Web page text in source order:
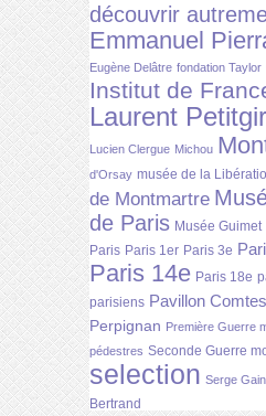
découvrir
Emmanuel
Eugène Delâtre fondation Taylor
Institut de
Laurent
Lucien Clergue Michou
d'Orsay musée de la
de Montmartre
de Paris Musée Guimet
Paris Paris 1er Paris 3e
Paris 14e Paris 18e
parisiens Pavillon
Perpignan Première Guerre
pédestres Seconde Guerre
selection Serge
Bertrand